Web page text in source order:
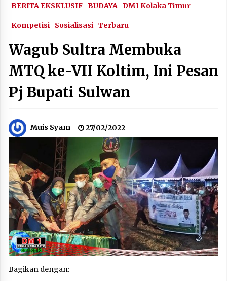
BERITA EKSKLUSIF BUDAYA DM1 Kolaka Timur
Kompetisi Sosialisasi Terbaru
Wagub Sultra Membuka
MTQ ke-VII Koltim, Ini Pesan
Pj Bupati Sulwan
Muis Syam 27/02/2022
Bagikan dengan: